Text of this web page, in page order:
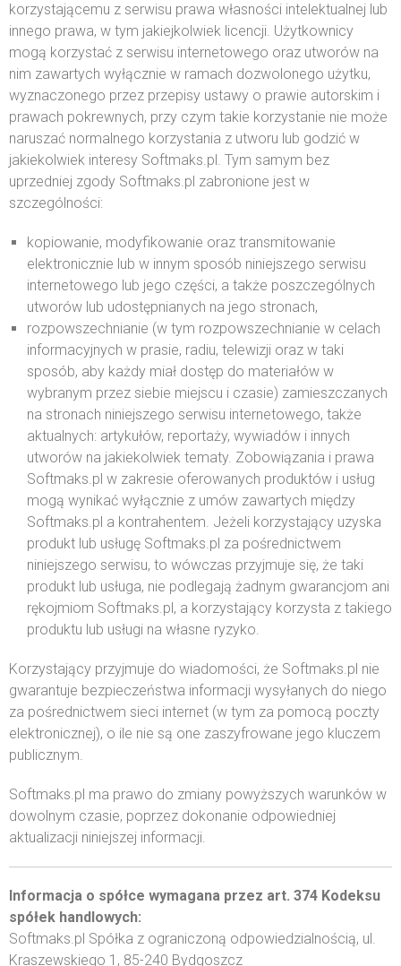
korzystającemu z serwisu prawa własności intelektualnej lub
innego prawa, w tym jakiejkolwiek licencji. Użytkownicy
mogą korzystać z serwisu internetowego oraz utworów na
nim zawartych wyłącznie w ramach dozwolonego użytku,
wyznaczonego przez przepisy ustawy o prawie autorskim i
prawach pokrewnych, przy czym takie korzystanie nie może
naruszać normalnego korzystania z utworu lub godzić w
jakiekolwiek interesy Softmaks.pl. Tym samym bez
uprzedniej zgody Softmaks.pl zabronione jest w
szczególności:
kopiowanie, modyfikowanie oraz transmitowanie
elektronicznie lub w innym sposób niniejszego serwisu
internetowego lub jego części, a także poszczególnych
utworów lub udostępnianych na jego stronach,
rozpowszechnianie (w tym rozpowszechnianie w celach
informacyjnych w prasie, radiu, telewizji oraz w taki
sposób, aby każdy miał dostęp do materiałów w
wybranym przez siebie miejscu i czasie) zamieszczanych
na stronach niniejszego serwisu internetowego, także
aktualnych: artykułów, reportaży, wywiadów i innych
utworów na jakiekolwiek tematy. Zobowiązania i prawa
Softmaks.pl w zakresie oferowanych produktów i usług
mogą wynikać wyłącznie z umów zawartych między
Softmaks.pl a kontrahentem. Jeżeli korzystający uzyska
produkt lub usługę Softmaks.pl za pośrednictwem
niniejszego serwisu, to wówczas przyjmuje się, że taki
produkt lub usługa, nie podlegają żadnym gwarancjom ani
rękojmiom Softmaks.pl, a korzystający korzysta z takiego
produktu lub usługi na własne ryzyko.
Korzystający przyjmuje do wiadomości, że Softmaks.pl nie
gwarantuje bezpieczeństwa informacji wysyłanych do niego
za pośrednictwem sieci internet (w tym za pomocą poczty
elektronicznej), o ile nie są one zaszyfrowane jego kluczem
publicznym.
Softmaks.pl ma prawo do zmiany powyższych warunków w
dowolnym czasie, poprzez dokonanie odpowiedniej
aktualizacji niniejszej informacji.
Informacja o spółce wymagana przez art. 374 Kodeksu
spółek handlowych:
Softmaks.pl Spółka z ograniczoną odpowiedzialnością, ul.
Kraszewskiego 1, 85-240 Bydgoszcz